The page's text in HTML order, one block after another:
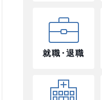
就職･退職